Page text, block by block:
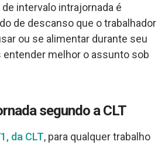
de intervalo intrajornada é
de descanso que o trabalhador
ou se alimentar durante seu
entender melhor o assunto sob
segundo a CLT
da CLT, para qualquer trabalho